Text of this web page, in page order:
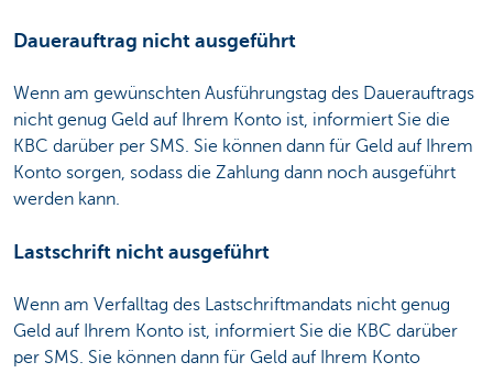
Dauerauftrag nicht ausgeführt
Wenn am gewünschten Ausführungstag des Dauerauftrags
nicht genug Geld auf Ihrem Konto ist, informiert Sie die
KBC darüber per SMS. Sie können dann für Geld auf Ihrem
Konto sorgen, sodass die Zahlung dann noch ausgeführt
werden kann.
Lastschrift nicht ausgeführt
Wenn am Verfalltag des Lastschriftmandats nicht genug
Geld auf Ihrem Konto ist, informiert Sie die KBC darüber
per SMS. Sie können dann für Geld auf Ihrem Konto